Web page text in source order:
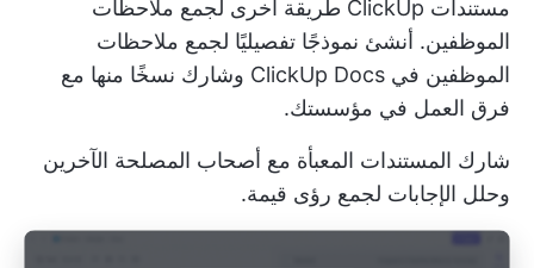
مستندات ClickUp
طريقة أخرى لجمع ملاحظات
الموظفين. أنشئ نموذجًا تفصيليًا لجمع ملاحظات
الموظفين في ClickUp Docs وشارك نسخًا منها مع
فرق العمل في مؤسستك.
شارك المستندات المعبأة مع أصحاب المصلحة الآخرين
وحلل الإجابات لجمع رؤى قيمة.